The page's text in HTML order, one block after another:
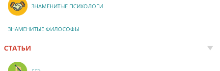
ЗНАМЕНИТЫЕ ПСИХОЛОГИ
ЗНАМЕНИТЫЕ ФИЛОСОФЫ
СТАТЬИ